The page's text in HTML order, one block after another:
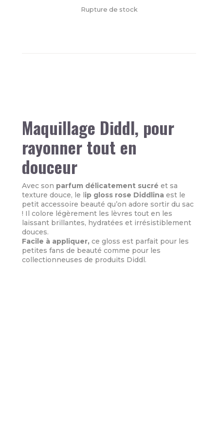
Rupture de stock
Maquillage Diddl, pour
rayonner tout en
douceur
Avec son parfum délicatement sucré et sa
texture douce, le lip gloss rose Diddlinaest le
petit accessoire beauté qu’on adore sortir du sac
! Il colore légèrement les lèvres tout en les
laissant brillantes, hydratées et irrésistiblement
douces.
Facile à appliquer,ce gloss est parfait pour les
petites fans de beauté comme pour les
collectionneuses de produits Diddl.